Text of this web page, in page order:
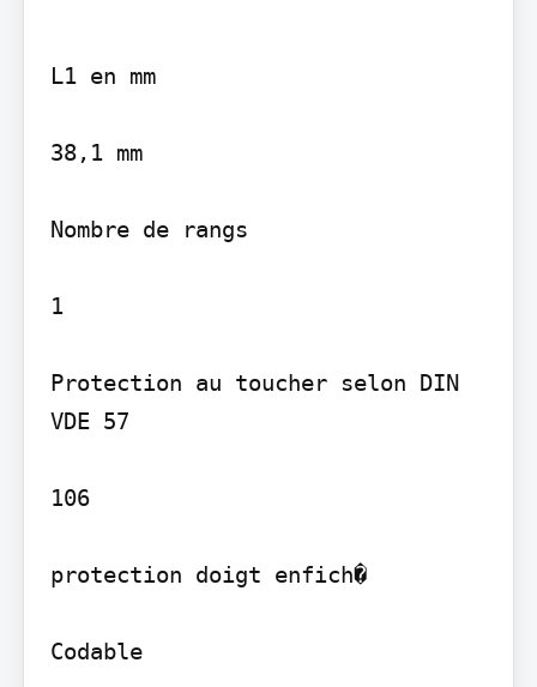
L1 en mm
38,1 mm
Nombre de rangs
1
Protection au toucher selon DIN
VDE 57
106
protection doigt enfich�
Codable